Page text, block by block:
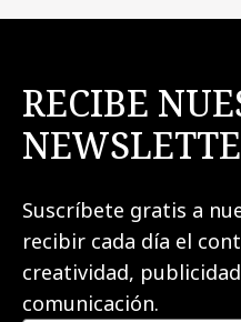
RECIBE
Suscríbete gratis a
recibir cada día el
creatividad,
comunicación.